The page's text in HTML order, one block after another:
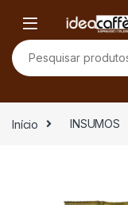
Pesquisar por:
Início INSUMOS